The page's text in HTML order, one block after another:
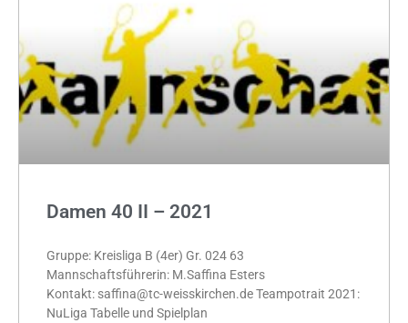
Damen 40 II – 2021
Gruppe: Kreisliga B (4er) Gr. 024 63
Mannschaftsführerin: M.Saffina Esters
Kontakt: saffina@tc-weisskirchen.de Teampotrait 2021:
NuLiga Tabelle und Spielplan